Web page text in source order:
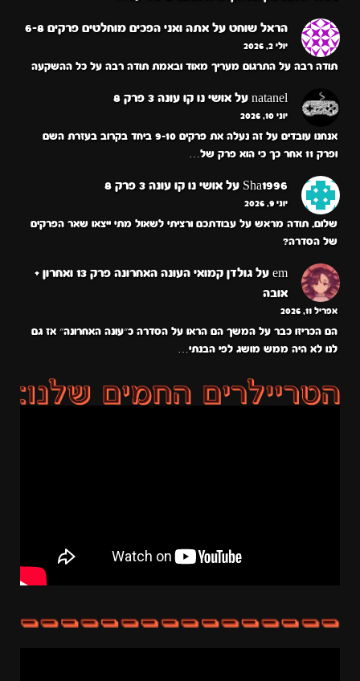
הראל שוחט על אתה ואני הפכים מוחלטים פרקים 6-8
יולי 2, 2026
תודה רבה על התרגום מעריך מאוד ובאמת תודה רבה על כל ההשקעה
natanel על אושי נו קו עונה 3 פרק 8
יוני 10, 2026
אנחנו עובדים על זה נעלה את פרקים 9-10 ביחד בקרוב בעזרת השם
ופרק 11 אחר כך כי הוא פרק של…
Sha1996 על אושי נו קו עונה 3 פרק 8
יוני 9, 2026
שלום, תודה מראש על עבודתכם ורציתי לשאול מתי ייצאו שאר הפרקים
של הסדרה?
em על
גולדן קמואי העונה האחרונה פרק 13 ואחרון +
אובה
אפריל 11, 2026
הם הכריזו כבר על המשך הם הראו על הסדרה כ״עונה האחרונה״ אז גם
לנו לא היה ממש מושג לפי הבנתי…